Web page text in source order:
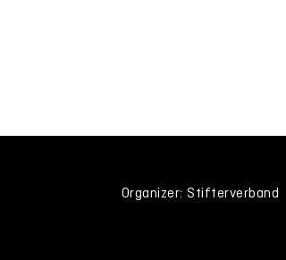
Organizer: Stifterverband